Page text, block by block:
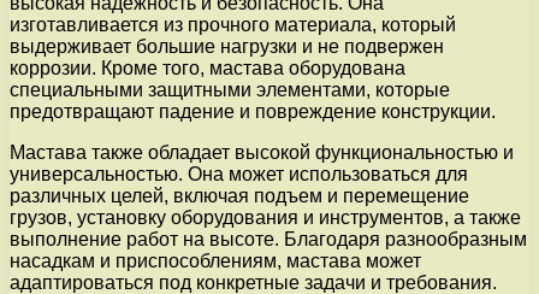
изготавливается из прочного материала, который
выдерживает большие нагрузки и не подвержен
коррозии. Кроме того, мастава оборудована
специальными защитными элементами, которые
предотвращают падение и повреждение конструкции.
Мастава также обладает высокой функциональностью и
универсальностью. Она может использоваться для
различных целей, включая подъем и перемещение
грузов, установку оборудования и инструментов, а также
выполнение работ на высоте. Благодаря разнообразным
насадкам и приспособлениям, мастава может
адаптироваться под конкретные задачи и требования.